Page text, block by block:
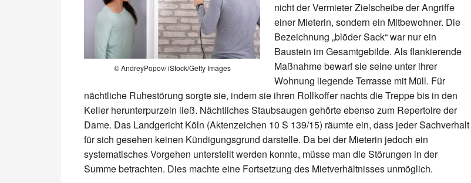
© AndreyPopov/ iStock/Getty Images
nicht der Vermieter Zielscheibe der Angriffe
einer Mieterin, sondern ein Mitbewohner. Die
Bezeichnung „blöder Sack“ war nur ein
Baustein im Gesamtgebilde. Als flankierende
Maßnahme bewarf sie seine unter ihrer
Wohnung liegende Terrasse mit Müll. Für
nächtliche Ruhestörung sorgte sie, indem sie ihren Rollkoffer nachts die Treppe bis in den
Keller herunterpurzeln ließ. Nächtliches Staubsaugen gehörte ebenso zum Repertoire der
Dame. Das Landgericht Köln (Aktenzeichen 10 S 139/15) räumte ein, dass jeder Sachverhalt
für sich gesehen keinen Kündigungsgrund darstelle. Da bei der Mieterin jedoch ein
systematisches Vorgehen unterstellt werden konnte, müsse man die Störungen in der
Summe betrachten. Dies machte eine Fortsetzung des Mietverhältnisses unmöglich.